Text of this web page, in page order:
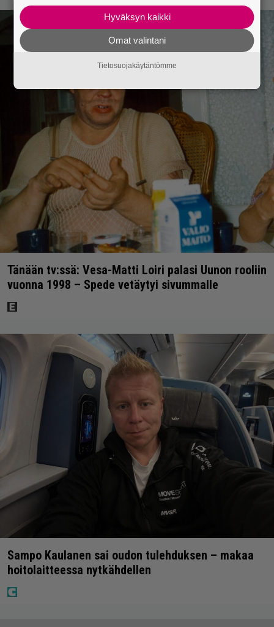
Tänään tv:ssä: Vesa-Matti Loiri palasi Uunon rooliin
vuonna 1998 – Spede vetäytyi sivummalle
Sampo Kaulanen sai oudon tulehduksen – makaa
hoitolaitteessa nytkähdellen
Hyväksyn kaikki
Omat valintani
Tietosuojakäytäntömme